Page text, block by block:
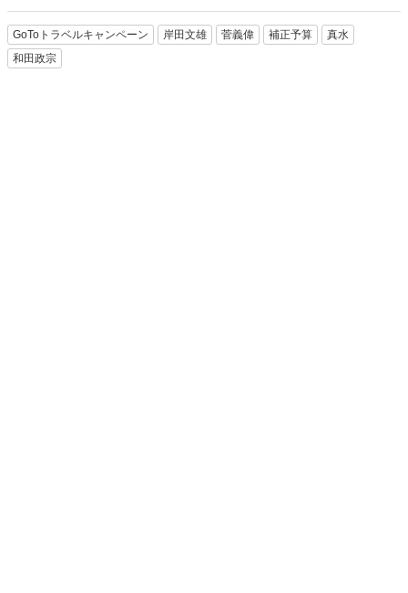
GoToトラベルキャンペーン 岸田文雄 菅義偉 補正予算
真水
和田政宗